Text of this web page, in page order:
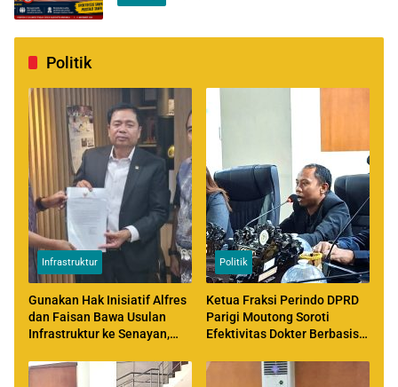
Politik
Infrastruktur
Gunakan Hak Inisiatif Alfres
dan Faisan Bawa Usulan
Infrastruktur ke Senayan,
RI
Politik
Ketua Fraksi Perindo DPRD
Parigi Moutong Soroti
Efektivitas Dokter Berbasis